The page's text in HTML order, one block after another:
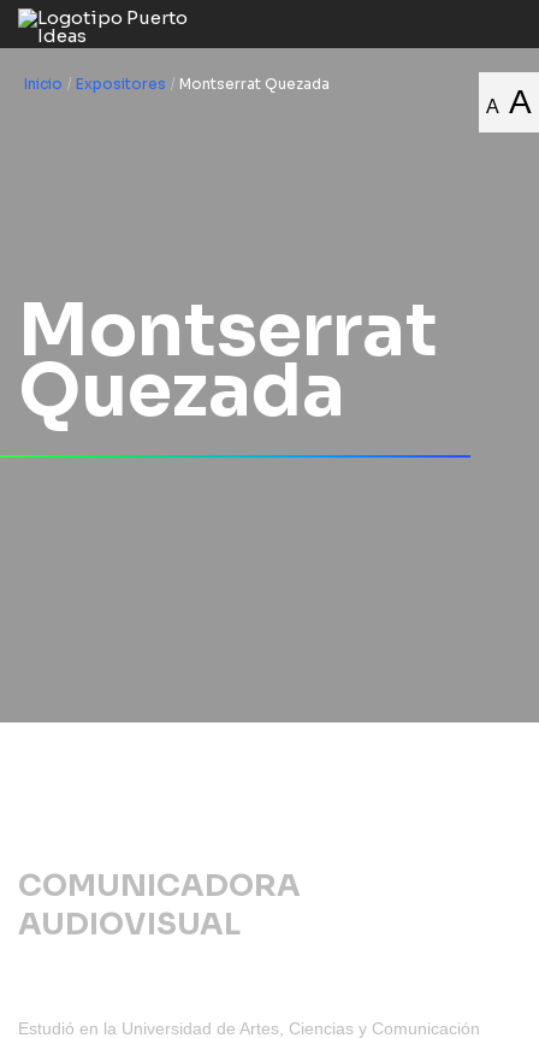
A A
Inicio / Expositores / Montserrat Quezada
Montserrat
Quezada
COMUNICADORA
AUDIOVISUAL
Estudió en la Universidad de Artes, Ciencias y Comunicación